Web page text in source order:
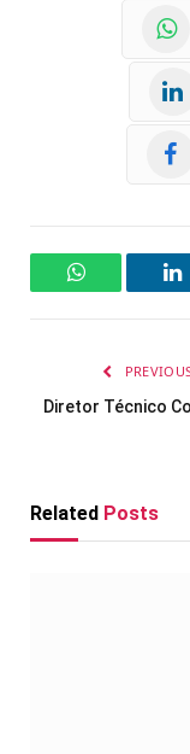
WhatsApp
Diretor Técnico
Related Posts